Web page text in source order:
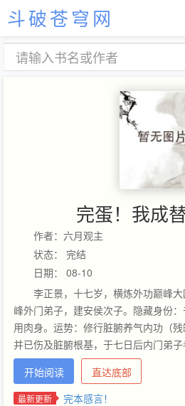
斗破苍穹网
完蛋！我成替
作者：六月观主
状态： 完结
日期： 08-10
李正景，十七岁，横炼外功巅峰
峰外门弟子，建安侯次子。隐藏身份
用肉身。运势：修行脏腑养气内功（残
并已伤及脏腑根基，于七日后内门弟
千幻神君弃用，炼为血丹，死无全尸！
明是正经仙宗弟子，怎么他娘的成了
页改命书》、《正经人修仙传》、《正
开始阅读 直达底部
最新更新 完本感言！